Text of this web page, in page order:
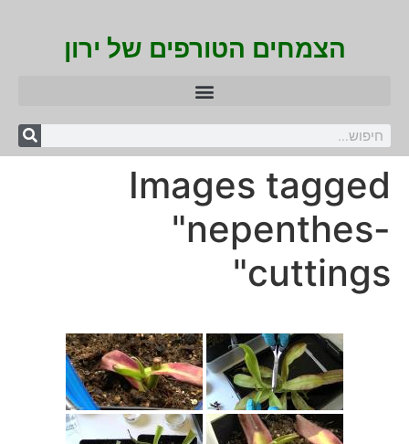
הצמחים הטורפים של ירון
Images tagged
"nepenthes-
cuttings"